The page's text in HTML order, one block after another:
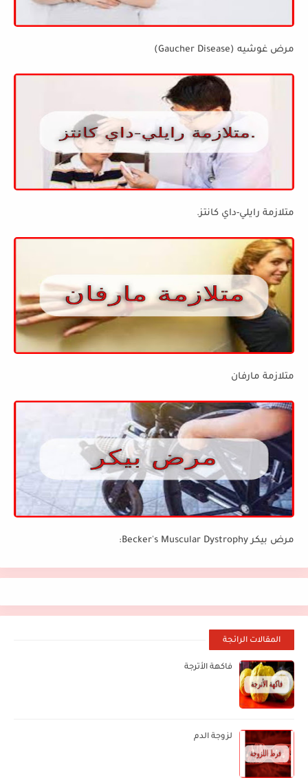
مرض غوشيه (Gaucher Disease)
متلازمة رايلي-داي كانتز.
متلازمة مارفان
مرض بيكر Becker's Muscular Dystrophy:
المقالات الرائجة
فاكهة الأترجة
لزوجة الدم